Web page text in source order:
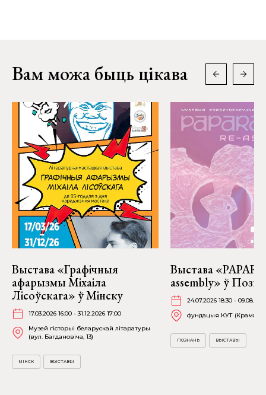
Вам можа быць цікава
Выстава «Графічныя
афарызмы Міхаіла
Лісоўскага» ў Мінску
17.03.2026 16:00 - 31.12.2026 17:00
Музей гісторыі беларускай літаратуры
(вул. Багдановіча, 13)
МІНСК ВЫСТАВЫ
Выстава
assembly» ў
24.07.2026 18:30 -
фундацыя КУТ
ПОЗНАНЬ ВЫСТАВЫ